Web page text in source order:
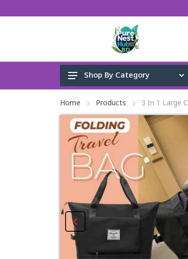
Gadget & Electronics
Cleaning Supplies
Toys, Kids & Baby
Accessories
Home Appliance
Fashion & Lifestyle
Health & Beauty
View All Categories
Shop By Category
Home Products 3 In 1 Large